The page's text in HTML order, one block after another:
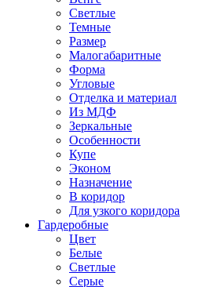
Светлые
Темные
Размер
Малогабаритные
Форма
Угловые
Отделка и материал
Из МДФ
Зеркальные
Особенности
Купе
Эконом
Назначение
В коридор
Для узкого коридора
Гардеробные
Цвет
Белые
Светлые
Серые